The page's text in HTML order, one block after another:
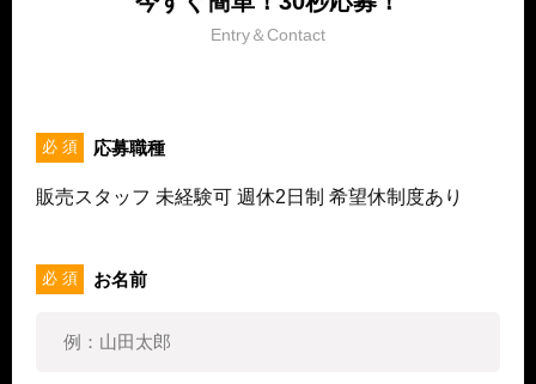
Entry＆Contact
必 須 応募職種
販売スタッフ 未経験可 週休2日制 希望休制度あり
必 須 お名前